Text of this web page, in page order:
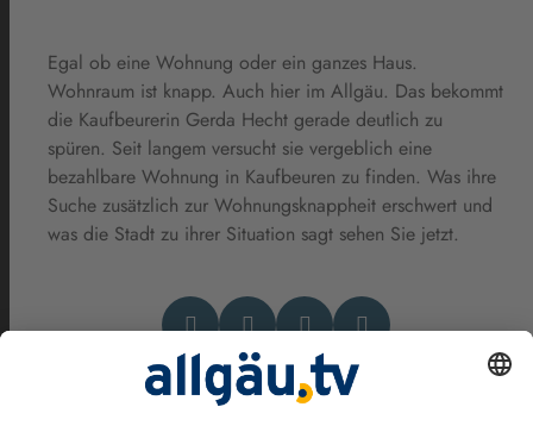
Egal ob eine Wohnung oder ein ganzes Haus.
Wohnraum ist knapp. Auch hier im Allgäu. Das bekommt
die Kaufbeurerin Gerda Hecht gerade deutlich zu
spüren. Seit langem versucht sie vergeblich eine
bezahlbare Wohnung in Kaufbeuren zu finden. Was ihre
Suche zusätzlich zur Wohnungsknappheit erschwert und
was die Stadt zu ihrer Situation sagt sehen Sie jetzt.